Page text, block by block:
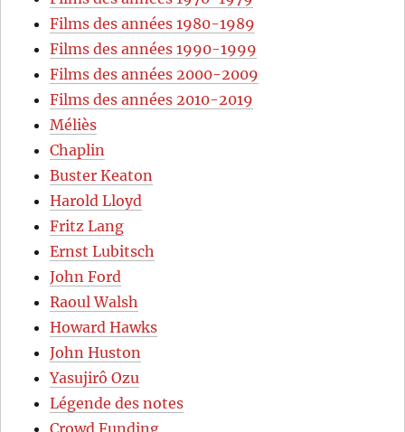
Films des années 1980-1989
Films des années 1990-1999
Films des années 2000-2009
Films des années 2010-2019
Méliès
Chaplin
Buster Keaton
Harold Lloyd
Fritz Lang
Ernst Lubitsch
John Ford
Raoul Walsh
Howard Hawks
John Huston
Yasujirô Ozu
Légende des notes
Crowd Funding